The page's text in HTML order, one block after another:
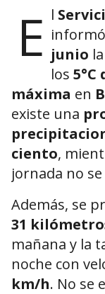
E l
junio
los 5°C
máxima en
existe una
ciento,
jornada no
Además, se
31
mañana y la
noche con
km/h. No se